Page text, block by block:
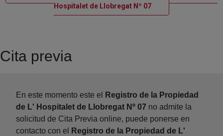
Hospitalet de Llobregat Nº 07Ventana nueva
Cita previa
En este momento este el
Registro de la Propiedad
de L' Hospitalet de Llobregat Nº 07 no admite la
solicitud de Cita Previa online, puede ponerse en
contacto con el
Registro de la Propiedad de L'